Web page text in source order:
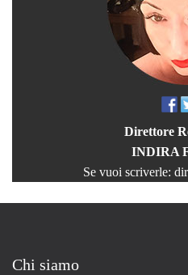
Direttore
INDIRA
Se vuoi scriverle:
Chi siamo